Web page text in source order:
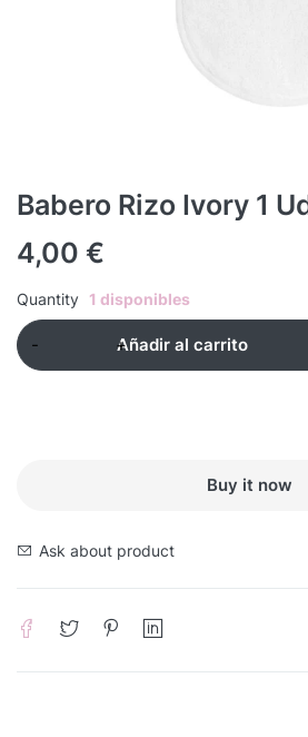
Babero Rizo Ivory 1
4,00 €
Quantity 1 disponibles
Añadir al carrito
Buy it now
Ask about product